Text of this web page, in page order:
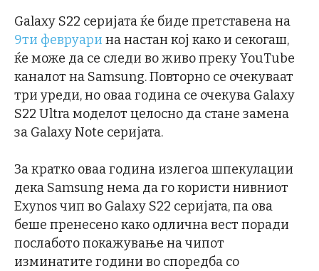
Galaxy S22 серијата ќе биде претставена на
9ти февруари на настан кој како и секогаш,
ќе може да се следи во живо преку YouTube
каналот на Samsung. Повторно се очекуваат
три уреди, но оваа година се очекува Galaxy
S22 Ultra моделот целосно да стане замена
за Galaxy Note серијата.
За кратко оваа година излегоа шпекулации
дека Samsung нема да го користи нивниот
Exynos чип во Galaxy S22 серијата, па ова
беше пренесено како одлична вест поради
послабото покажување на чипот
изминатите години во споредба со